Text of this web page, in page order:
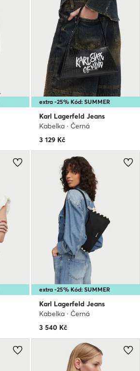
extra -25% Kód: SUMMER
Karl Lagerfeld Jeans
Kabelka · Černá
3 129 Kč
extra -25% Kód: SUMMER
Karl Lagerfeld Jeans
Kabelka · Černá
3 540 Kč